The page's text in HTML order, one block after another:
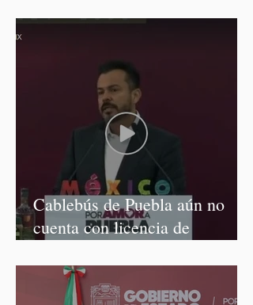
Cablebús de Puebla aún no
cuenta con licencia de